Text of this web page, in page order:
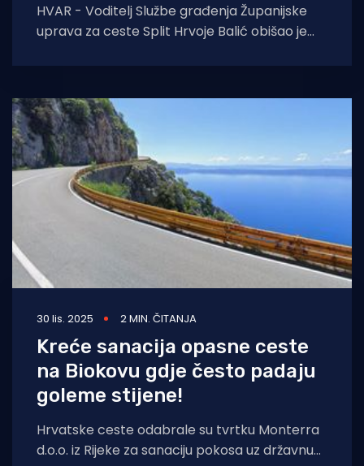
HVAR - Voditelj Službe građenja Županijske
uprava za ceste Split Hrvoje Balić obišao je
Nedjelja na otoku
30 lis. 2025 2 MIN. ČITANJA
Kreće sanacija opasne ceste
na Biokovu gdje često padaju
goleme stijene!
Hrvatske ceste odabrale su tvrtku Monterra
d.o.o. iz Rijeke za sanaciju pokosa uz državnu